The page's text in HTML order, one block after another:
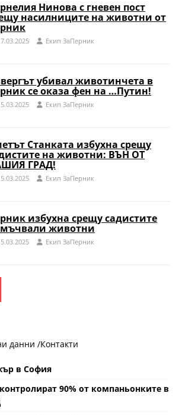
Нинова с гневен пост
насилниците на животни от
Eкип ЗаПерник
убивал животинчета в
се оказа фен на …Путин!
Eкип ЗаПерник
Станката избухна срещу
на животни: ВЪН ОТ
ГРАД!
Eкип ЗаПерник
избухна срещу садистите
животни
Eкип ЗаПерник
данни /Контакти
в София
90% от компаньонките в